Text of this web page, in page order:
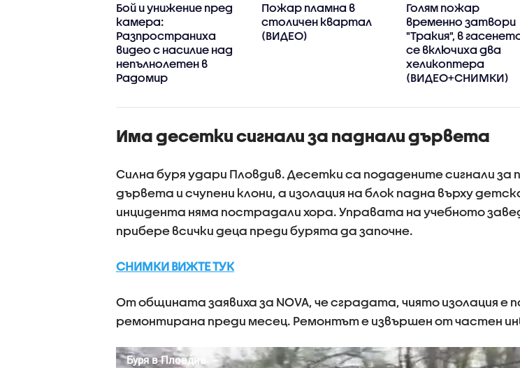
Бой и унижение пред
камера:
Разпространиха
видео с насилие над
непълнолетен в
Радомир
Пожар пламна в
столичен квартал
(ВИДЕО)
Голям пожар
временно затвори
"Тракия", в
се включиха два
хеликоптера
(ВИДЕО+СНИМКИ)
Има десетки сигнали за паднали дървета
Силна буря удари Пловдив. Десетки са подадените сигнали за
дървета и счупени клони, а изолация на блок падна върху
инцидента няма пострадали хора. Управата на учебното
прибере всички деца преди бурята да започне.
СНИМКИ ВИЖТЕ ТУК
От общината заявиха за NOVA, че сградата, чиято изолация е
ремонтирана преди месец. Ремонтът е извършен от частен